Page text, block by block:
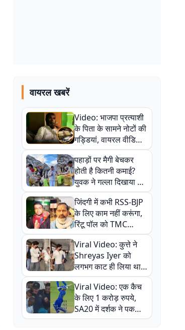
वायरल खबरें
Video: भाजपा प्रत्याशी
के पिता के सामने नोटों की
गड्डियां, वायरल वीडियो
से राजनीति में उबाल,
अजित महतो बोले- TMC
की गंदी चाल
पहाड़ों पर मैगी बेचकर
होती है कितनी कमाई?
युवक ने गल्ला दिखाया तो
नौकरी वालों के खड़े हो गए
कान
जिंदगी में कभी RSS-BJP
के लिए काम नहीं करूंगा,
रिंटू पॉल को TMC
ऑफिस में ले जाकर पीटा,
Video वायरल
Viral Video: कुत्ते ने
Shreyas Iyer को
लगभग काट ही लिया था,
न्यूजीलैंड सीरीज से पहले
बाल-बाल बचे
Viral Video: एक कैच
के लिए 1 करोड़ रुपये,
SA20 में दर्शक ने पकड़ा
एक हाथ से गजब का कैच